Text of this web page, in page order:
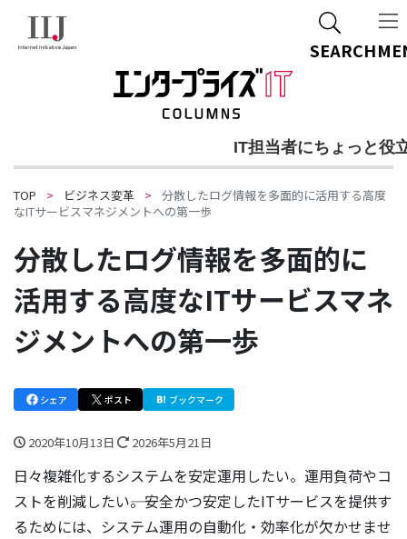
IT担当者にちょっと役
SEARCH
TOP ビジネス変革
分散したログ情報を多面的に活用する高度
なITサービスマネジメントへの第一歩
分散したログ情報を多面的に
活用する高度なITサービスマネ
ジメントへの第一歩
シェア ポスト ブックマーク
2020年10月13日 2026年5月21日
日々複雑化するシステムを安定運用したい。運用負荷やコ
ストを削減したい――。安全かつ安定したITサービスを提供す
るためには、システム運用の自動化・効率化が欠かせませ